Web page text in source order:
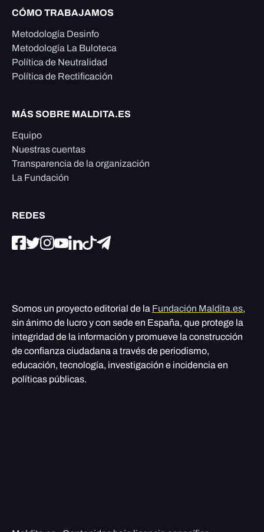
CÓMO TRABAJAMOS
Metodología Desinfo
Metodología La Buloteca
Política de Neutralidad
Política de Rectificación
MÁS SOBRE MALDITA.ES
Equipo
Nuestras cuentas
Transparencia de la organización
La Fundación
REDES
Somos un proyecto editorial de la Fundación Maldita.es,
sin ánimo de lucro y con sede en España, que protege la
integridad de la información y promueve la construcción
de confianza ciudadana a través de periodismo,
educación, tecnología, investigación e incidencia en
políticas públicas.